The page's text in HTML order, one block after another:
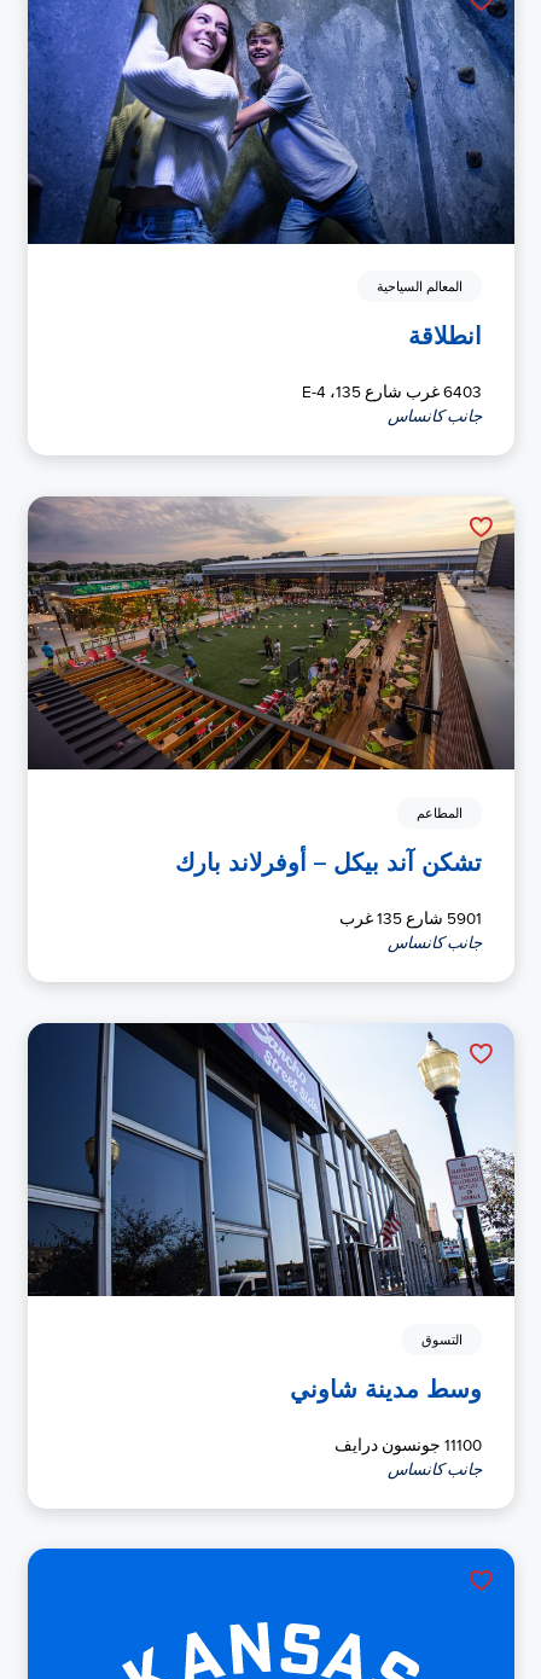
المعالم السياحية
انطلاقة
6403 غرب شارع 135، E-4
جانب كانساس
المطاعم
تشكن آند بيكل – أوفرلاند بارك
5901 شارع 135 غرب
جانب كانساس
التسوق
وسط مدينة شاوني
11100 جونسون درايف
جانب كانساس